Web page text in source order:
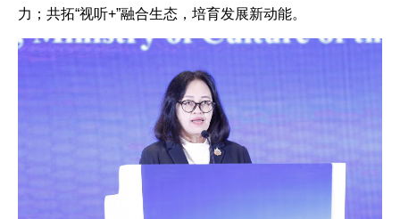
力；共拓“视听+”融合生态，培育发展新动能。